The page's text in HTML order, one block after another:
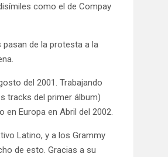
como el de Compay
pasan de la protesta a la
del 2001. Trabajando
tracks del primer álbum)
Europa en Abril del 2002.
Latino, y a los Grammy
de esto. Gracias a su